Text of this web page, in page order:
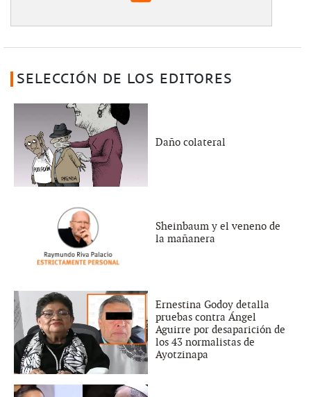
SELECCIÓN DE LOS EDITORES
Daño colateral
Sheinbaum y el veneno de
la mañanera
Ernestina Godoy detalla
pruebas contra Ángel
Aguirre por desaparición de
los 43 normalistas de
Ayotzinapa